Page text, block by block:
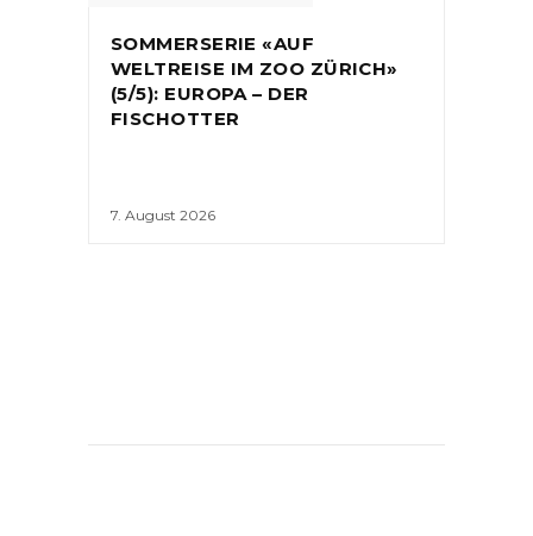
SOMMERSERIE «AUF
WELTREISE IM ZOO ZÜRICH»
(5/5): EUROPA – DER
FISCHOTTER
7. August 2026